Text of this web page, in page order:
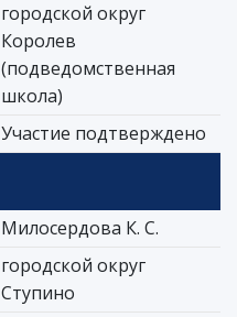
городской округ
Королев
(подведомственная
школа)
Участие подтверждено
Милосердова К. С.
городской округ
Ступино